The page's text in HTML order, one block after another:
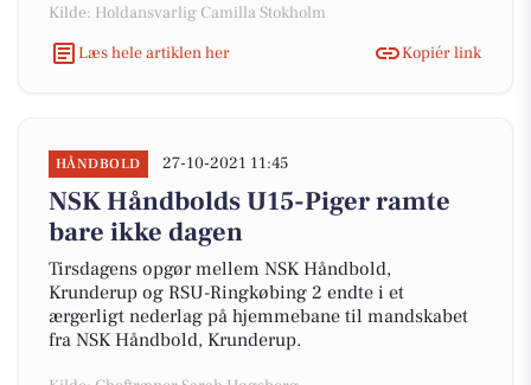
Kilde: Holdansvarlig Camilla Stokholm
Læs hele artiklen her
Kopiér link
HÅNDBOLD 27-10-2021 11:45
NSK Håndbolds U15-Piger ramte
bare ikke dagen
Tirsdagens opgør mellem NSK Håndbold,
Krunderup og RSU-Ringkøbing 2 endte i et
ærgerligt nederlag på hjemmebane til mandskabet
fra NSK Håndbold, Krunderup.